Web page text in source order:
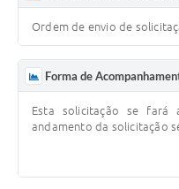
Ordem de envio de
Forma de
Esta solicitação se
andamento da solicitação